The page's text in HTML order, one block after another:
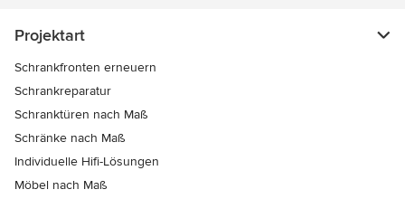
Projektart
Schrankfronten erneuern
Schrankreparatur
Schranktüren nach Maß
Schränke nach Maß
Individuelle Hifi-Lösungen
Möbel nach Maß